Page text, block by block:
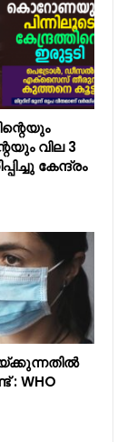
വില 3
കേന്ദ്രം
: WHO